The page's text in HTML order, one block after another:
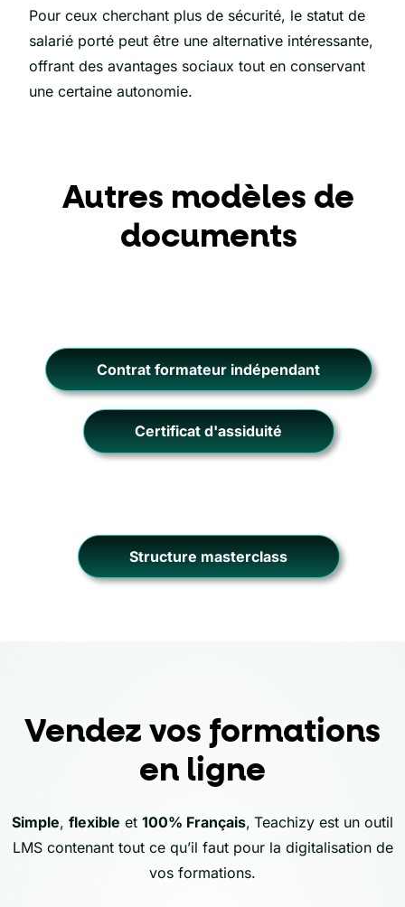
Pour ceux cherchant plus de sécurité, le statut de
salarié porté peut être une alternative intéressante,
offrant des avantages sociaux tout en conservant
une certaine autonomie.
Autres modèles de
documents
Contrat formateur indépendant
Certificat d'assiduité
Structure masterclass
Vendez vos formations
en ligne
Simple, flexible et 100% Français, Teachizy est un outil
LMS contenant tout ce qu’il faut pour la digitalisation de
vos formations.